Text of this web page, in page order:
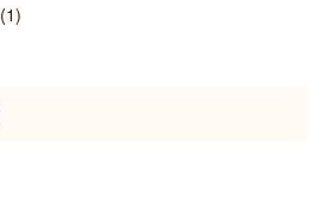
(1)